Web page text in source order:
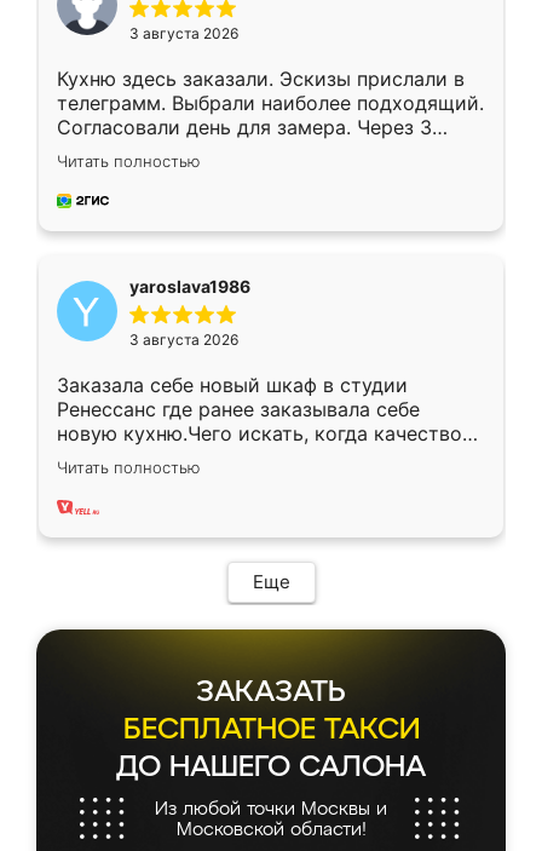
3 августа 2026
Кухню здесь заказали. Эскизы прислали в
телеграмм. Выбрали наиболее подходящий.
Согласовали день для замера. Через 3
недели кухня была уже готова. Остались
довольны работой. Спасибо Ренессанс
мебель за качественную работу!
Читать полностью
yaroslava1986
3 августа 2026
Заказала себе новый шкаф в студии
Ренессанс где ранее заказывала себе
новую кухню.Чего искать, когда качеством
вполне довольна. Служит кухня уже почти
два года, нареканий нет.
Читать полностью
Еще
ЗАКАЗАТЬ
БЕСПЛАТНОЕ ТАКСИ
ДО НАШЕГО САЛОНА
Из любой точки Москвы и
Московской области!